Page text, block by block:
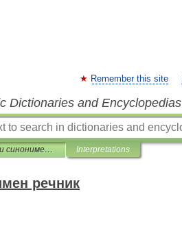
Remember this site
Dictionaries and Encyclopedias
Български синонимен речник Interpretations
речник